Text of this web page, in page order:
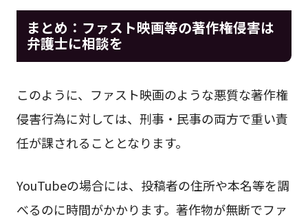
まとめ：ファスト映画等の著作権侵害は
弁護士に相談を
このように、ファスト映画のような悪質な著作権
侵害行為に対しては、刑事・民事の両方で重い責
任が課されることとなります。
YouTubeの場合には、投稿者の住所や本名等を調
べるのに時間がかかります。著作物が無断でファ